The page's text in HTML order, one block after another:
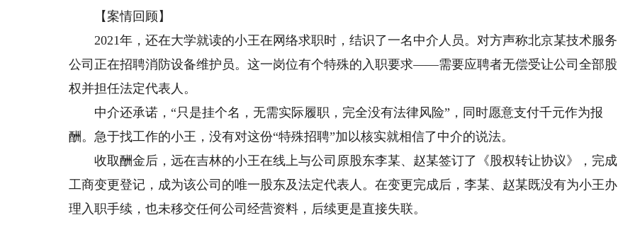
【案情回顾】
2021年，还在大学就读的小王在网络求职时，结识了一名中介人员。对方声称北京某技术服务
公司正在招聘消防设备维护员。这一岗位有个特殊的入职要求——需要应聘者无偿受让公司全部股
权并担任法定代表人。
中介还承诺，“只是挂个名，无需实际履职，完全没有法律风险”，同时愿意支付千元作为报
酬。急于找工作的小王，没有对这份“特殊招聘”加以核实就相信了中介的说法。
收取酬金后，远在吉林的小王在线上与公司原股东李某、赵某签订了《股权转让协议》，完成
工商变更登记，成为该公司的唯一股东及法定代表人。在变更完成后，李某、赵某既没有为小王办
理入职手续，也未移交任何公司经营资料，后续更是直接失联。